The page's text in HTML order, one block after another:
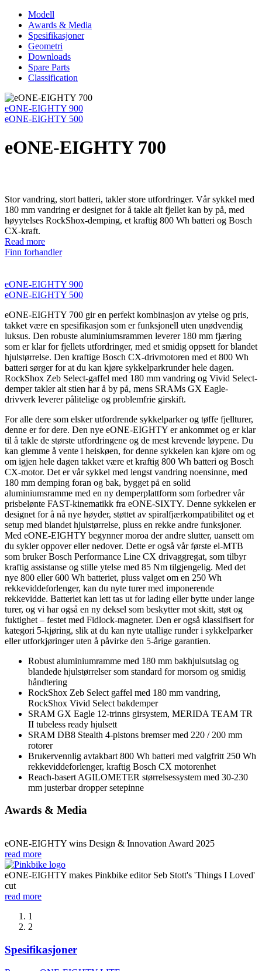
Modell
Awards & Media
Spesifikasjoner
Geometri
Downloads
Spare Parts
Classification
eONE-EIGHTY 900
eONE-EIGHTY 500
eONE-EIGHTY 700
Stor vandring, stort batteri, takler store utfordringer. Vår sykkel med
180 mm vandring er designet for å takle alt fjellet kan by på, med
høyytelses RockShox-demping, et kraftig 800 Wh batteri og Bosch
CX-kraft.
Read more
Finn forhandler
eONE-EIGHTY 900
eONE-EIGHTY 500
eONE-EIGHTY 700 gir en perfekt kombinasjon av ytelse og pris,
takket være en spesifikasjon som er funksjonell uten unødvendig
luksus. Den robuste aluminiumsrammen leverer 180 mm fjæring
som er klar for fjellets utfordringer, med et smidig oppsett for blandet
hjulstørrelse. Den kraftige Bosch CX-drivmotoren med et 800 Wh
batteri sørger for at du kan kjøre sykkelparkrunder hele dagen.
RockShox Zeb Select-gaffel med 180 mm vandring og Vivid Select-
demper takler alt stien har å by på, mens SRAMs GX Eagle-
drivverk leverer pålitelige og problemfrie girskift.
For alle dere som elsker utfordrende sykkelparker og tøffe fjellturer,
denne er for dere. Den nye eONE-EIGHTY er ankommet og er klar
til å takle de største utfordringene og de mest krevende løypene. Du
kan glemme å vente i heiskøen, for denne sykkelen kan kjøre om og
om igjen hele dagen takket være et kraftig 800 Wh batteri og Bosch
CX-motor. Det er vår sykkel med lengst vandring noensinne, med
180 mm demping foran og bak, bygget på en solid
aluminiumsramme med en ny demperplattform som forbedrer vår
prisbelønte FAST-kinematikk fra eONE-SIXTY. Denne sykkelen er
designet for å nå nye høyder, støttet av spiralfjærkompatibilitet og et
setup med blandet hjulstørrelse, pluss en rekke andre funksjoner.
Med eONE-EIGHTY begynner moroa der andre slutter, uansett om
du sykler oppover eller nedover. Dette er også vår første el-MTB
som bruker Bosch Performance Line CX drivaggregat, som tilbyr
kraftig assistanse og stille ytelse med 85 Nm tilgjengelig. Med det
nye 800 eller 600 Wh batteriet, pluss valget om en 250 Wh
rekkeviddeforlenger, kan du nyte turer med imponerende
rekkevidde. Batteriet kan lett tas ut for lading eller bytte under lange
turer, og vi har også en ny deksel som beskytter mot skitt, støt og
fuktighet – festet med Fidlock-magneter. Den er også klassifisert for
kategori 5-kjøring, slik at du kan nyte utallige runder i sykkelparker
eller utforkjøringer uten å påvirke den 5-årige garantien.
Robust aluminiumramme med 180 mm bakhjulsutslag og
blandede hjulstørrelser som standard for morsom og smidig
håndtering
RockShox Zeb Select gaffel med 180 mm vandring,
RockShox Vivid Select bakdemper
SRAM GX Eagle 12-trinns girsystem, MERIDA TEAM TR
II tubeless ready hjulsett
SRAM DB8 Stealth 4-pistons bremser med 220 / 200 mm
rotorer
Brukervennlig avtakbart 800 Wh batteri med valgfritt 250 Wh
rekkeviddeforlenger, kraftig Bosch CX motorenhet
Reach-basert AGILOMETER størrelsessystem med 30-230
mm justerbar dropper setepinne
Awards & Media
eONE-EIGHTY wins Design & Innovation Award 2025
read more
eONE-EIGHTY makes Pinkbike editor Seb Stott's 'Things I Loved'
cut
read more
1
2
Spesifikasjoner